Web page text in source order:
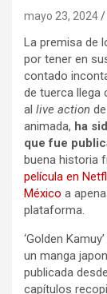
mayo 23, 2024
La premisa de
por tener en
contado
de tuerca llega
al live action
animada, ha
que fue
buena historia
película en
México a
plataforma.
‘Golden
un manga
publicada
capítulos